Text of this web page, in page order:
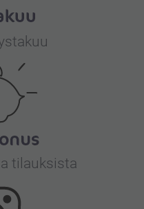
tilauksista